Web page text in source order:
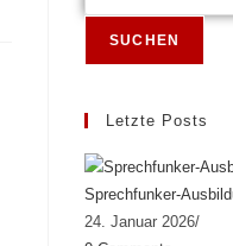
SUCHEN
Letzte Posts
Sprechfunker-
24. Januar 2026/